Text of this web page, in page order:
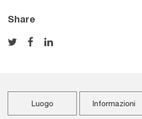
Share
Luogo Informazioni